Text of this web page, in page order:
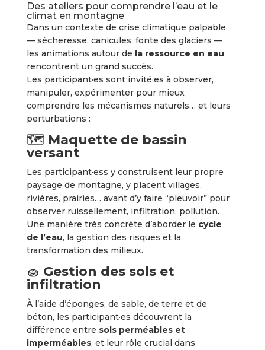
Des ateliers pour comprendre l’eau et le
climat en montagne
Dans un contexte de crise climatique palpable
— sécheresse, canicules, fonte des glaciers —
les animations autour de la ressource en eau
rencontrent un grand succès.
Les participant·es sont invité·es à observer,
manipuler, expérimenter pour mieux
comprendre les mécanismes naturels… et leurs
perturbations :
🗺️ Maquette de bassin
versant
Les participant·ess y construisent leur propre
paysage de montagne, y placent villages,
rivières, prairies… avant d’y faire “pleuvoir” pour
observer ruissellement, infiltration, pollution.
Une manière très concrète d’aborder le cycle
de l’eau, la gestion des risques et la
transformation des milieux.
🧽 Gestion des sols et
infiltration
À l’aide d’éponges, de sable, de terre et de
béton, les participant·es découvrent la
différence entre sols perméables et
imperméables, et leur rôle crucial dans